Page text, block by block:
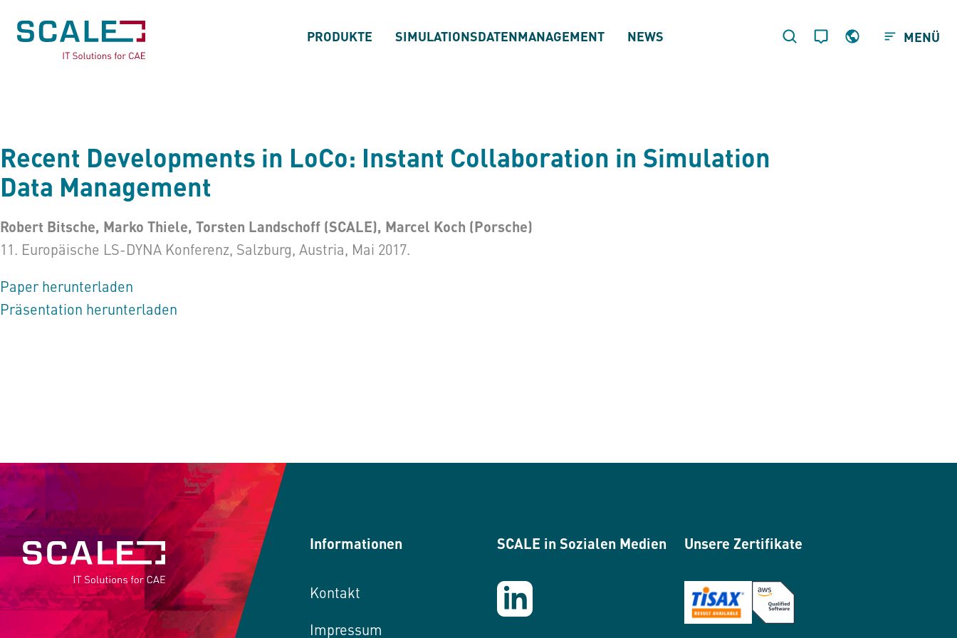
PRODUKTE SIMULATIONSDATENMANAGEMENT NEWS MENÜ
Recent Developments in LoCo: Instant Collaboration in Simulation
Data Management
Robert Bitsche, Marko Thiele, Torsten Landschoff (SCALE), Marcel Koch (Porsche)
11. Europäische LS-DYNA Konferenz, Salzburg, Austria, Mai 2017.
Paper herunterladen
Präsentation herunterladen
Informationen
Kontakt
Impressum
SCALE in Sozialen Medien Unsere Zertifikate